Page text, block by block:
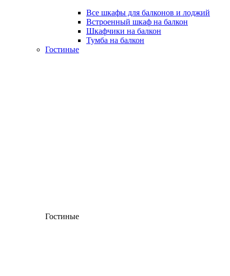
Все шкафы для балконов и лоджий
Встроенный шкаф на балкон
Шкафчики на балкон
Тумба на балкон
Гостиные
Гостиные